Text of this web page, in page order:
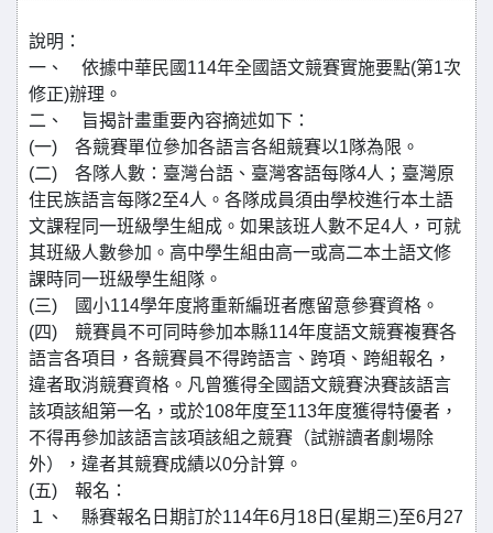
說明：
一、 依據中華民國114年全國語文競賽實施要點(第1次
修正)辦理。
二、 旨揭計畫重要內容摘述如下：
(一) 各競賽單位參加各語言各組競賽以1隊為限。
(二) 各隊人數：臺灣台語、臺灣客語每隊4人；臺灣原
住民族語言每隊2至4人。各隊成員須由學校進行本土語
文課程同一班級學生組成。如果該班人數不足4人，可就
其班級人數參加。高中學生組由高一或高二本土語文修
課時同一班級學生組隊。
(三) 國小114學年度將重新編班者應留意參賽資格。
(四) 競賽員不可同時參加本縣114年度語文競賽複賽各
語言各項目，各競賽員不得跨語言、跨項、跨組報名，
違者取消競賽資格。凡曾獲得全國語文競賽決賽該語言
該項該組第一名，或於108年度至113年度獲得特優者，
不得再參加該語言該項該組之競賽（試辦讀者劇場除
外），違者其競賽成績以0分計算。
(五) 報名：
１、 縣賽報名日期訂於114年6月18日(星期三)至6月27